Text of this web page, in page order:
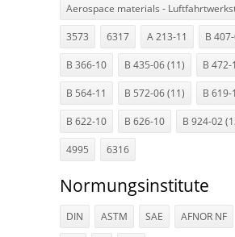
Aerospace materials -
3573 6317 A 213-11 B
B 366-10 B 435-06 (11) B 472-
B 564-11 B 572-06 (11) B 619-
B 622-10 B 626-10 B 924-02
4995 6316
Normungsinstitute
DIN ASTM SAE AFNOR NF